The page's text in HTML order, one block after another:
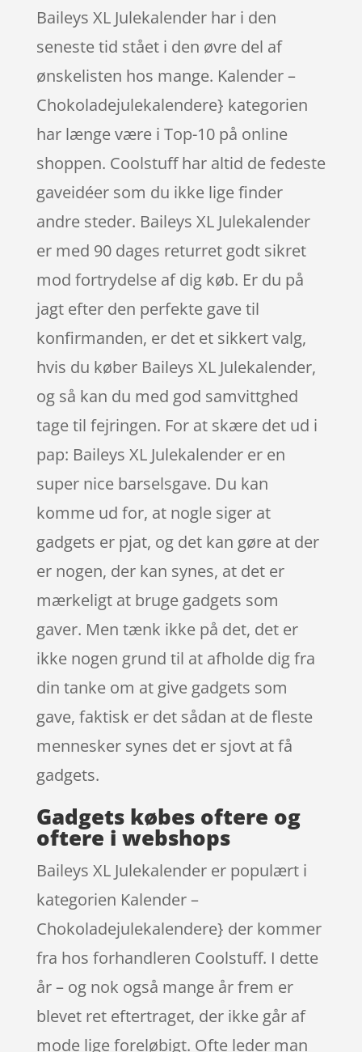
Baileys XL Julekalender har i den
seneste tid stået i den øvre del af
ønskelisten hos mange. Kalender –
Chokoladejulekalendere} kategorien
har længe være i Top-10 på online
shoppen. Coolstuff har altid de fedeste
gaveidéer som du ikke lige finder
andre steder. Baileys XL Julekalender
er med 90 dages returret godt sikret
mod fortrydelse af dig køb. Er du på
jagt efter den perfekte gave til
konfirmanden, er det et sikkert valg,
hvis du køber Baileys XL Julekalender,
og så kan du med god samvittghed
tage til fejringen. For at skære det ud i
pap: Baileys XL Julekalender er en
super nice barselsgave. Du kan
komme ud for, at nogle siger at
gadgets er pjat, og det kan gøre at der
er nogen, der kan synes, at det er
mærkeligt at bruge gadgets som
gaver. Men tænk ikke på det, det er
ikke nogen grund til at afholde dig fra
din tanke om at give gadgets som
gave, faktisk er det sådan at de fleste
mennesker synes det er sjovt at få
gadgets.
Gadgets købes oftere og
oftere i webshops
Baileys XL Julekalender er populært i
kategorien Kalender –
Chokoladejulekalendere} der kommer
fra hos forhandleren Coolstuff. I dette
år – og nok også mange år frem er
blevet ret eftertraget, der ikke går af
mode lige foreløbigt. Ofte leder man